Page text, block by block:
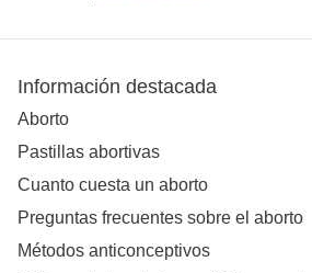
Información destacada
Aborto
Pastillas abortivas
Cuanto cuesta un aborto
Preguntas frecuentes sobre el aborto
Métodos anticonceptivos